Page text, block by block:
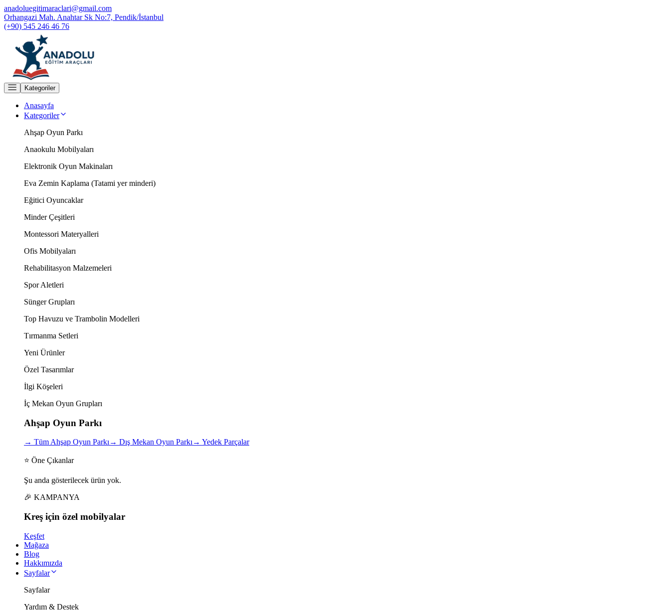
anadoluegitimaraclari@gmail.com
Orhangazi Mah. Anahtar Sk No:7, Pendik/İstanbul
(+90) 545 246 46 76
Kategoriler
Anasayfa
Kategoriler
Ahşap Oyun Parkı
Anaokulu Mobilyaları
Elektronik Oyun Makinaları
Eva Zemin Kaplama (Tatami yer minderi)
Eğitici Oyuncaklar
Minder Çeşitleri
Montessori Materyalleri
Ofis Mobilyaları
Rehabilitasyon Malzemeleri
Spor Aletleri
Sünger Grupları
Top Havuzu ve Trambolin Modelleri
Tırmanma Setleri
Yeni Ürünler
Özel Tasarımlar
İlgi Köşeleri
İç Mekan Oyun Grupları
Ahşap Oyun Parkı
→ Tüm Ahşap Oyun Parkı→ Dış Mekan Oyun Parkı→ Yedek Parçalar
⭐ Öne Çıkanlar
Şu anda gösterilecek ürün yok.
🎉 KAMPANYA
Kreş için özel mobilyalar
Keşfet
Mağaza
Blog
Hakkımızda
Sayfalar
Sayfalar
Yardım & Destek